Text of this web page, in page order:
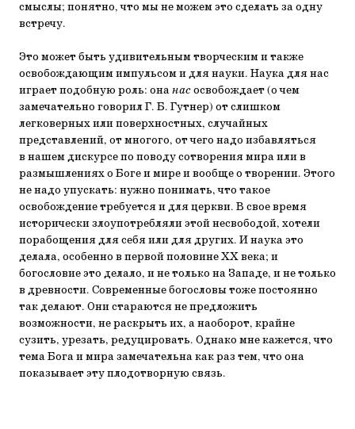
смыслы; понятно, что мы не можем это сделать за одну
встречу.
Это может быть удивительным творческим и также
освобождающим импульсом и для науки. Наука для нас
играет подобную роль: онанасосвобождает (о чем
замечательно говорил Г. Б. Гутнер) от слишком
легковерных или поверхностных, случайных
представлений, от многого, от чего надо избавляться
в нашем дискурсе по поводу сотворения мира или в
размышлениях о Боге и мире и вообще о творении. Этого
не надо упускать: нужно понимать, что такое
освобождение требуется и для церкви. В свое время
исторически злоупотребляли этой несвободой, хотели
порабощения для себя или для других. И наука это
делала, особенно в первой половине ХХ века; и
богословие это делало, и не только на Западе, и не только
в древности. Современные богословы тоже постоянно
так делают. Они стараются не предложить
возможности, не раскрыть их, а наоборот, крайне
сузить, урезать, редуцировать. Однако мне кажется, что
тема Бога и мира замечательна как раз тем, что она
показывает эту плодотворную связь.